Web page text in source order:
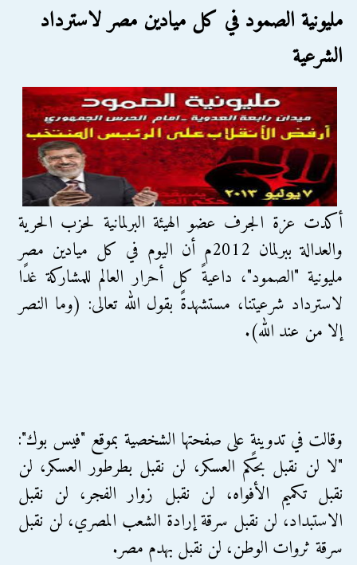
مليونية الصمود في كل ميادين مصر لاسترداد
الشرعية
أكدت عزة الجرف عضو الهيئة البرلمانية لحزب الحرية
والعدالة ببرلمان 2012م أن اليوم في كل ميادين مصر
مليونية "الصمود"، داعيةً كل أحرار العالم للمشاركة غدًا
لاسترداد شرعيتنا، مستشهدةً بقول الله تعالى: (وما النصر
إلا من عند الله).
وقالت في تدوينةٍ على صفحتها الشخصية بموقع "فيس بوك":
"لا لن نقبل بحكم العسكر، لن نقبل بطرطور العسكر، لن
نقبل تكميم الأفواه، لن نقبل زوار الفجر، لن نقبل
الاستبداد، لن نقبل سرقة إرادة الشعب المصري، لن نقبل
سرقة ثروات الوطن، لن نقبل بهدم مصر.